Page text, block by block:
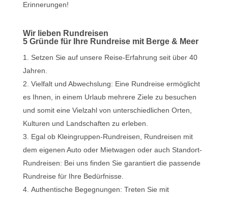
Erinnerungen!
Wir lieben Rundreisen
5 Gründe für Ihre Rundreise mit Berge & Meer
Setzen Sie auf unsere Reise-Erfahrung seit über 40
Jahren.
Vielfalt und Abwechslung: Eine Rundreise ermöglicht
es Ihnen, in einem Urlaub mehrere Ziele zu besuchen
und somit eine Vielzahl von unterschiedlichen Orten,
Kulturen und Landschaften zu erleben.
Egal ob Kleingruppen-Rundreisen, Rundreisen mit
dem eigenen Auto oder Mietwagen oder auch Standort-
Rundreisen: Bei uns finden Sie garantiert die passende
Rundreise für Ihre Bedürfnisse.
Authentische Begegnungen: Treten Sie mit